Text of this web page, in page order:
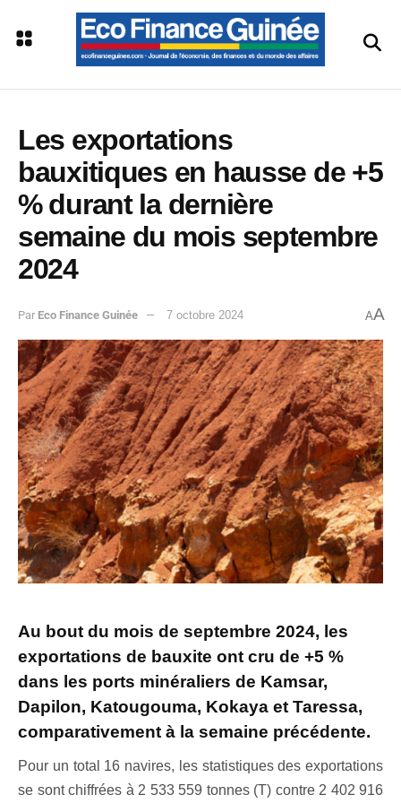
Les exportations
bauxitiques en hausse de +5
% durant la dernière
semaine du mois septembre
2024
Par Eco Finance Guinée 7 octobre 2024 AA
Au bout du mois de septembre 2024, les
exportations de bauxite ont cru de +5 %
dans les ports minéraliers de Kamsar,
Dapilon, Katougouma, Kokaya et Taressa,
comparativement à la semaine précédente.
Pour un total 16 navires, les statistiques des exportations
se sont chiffrées à 2 533 559 tonnes (T) contre 2 402 916